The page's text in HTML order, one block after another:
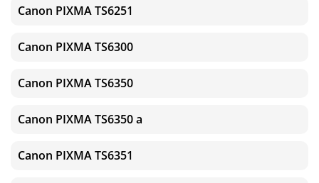
Canon PIXMA TS6251
Canon PIXMA TS6300
Canon PIXMA TS6350
Canon PIXMA TS6350 a
Canon PIXMA TS6351